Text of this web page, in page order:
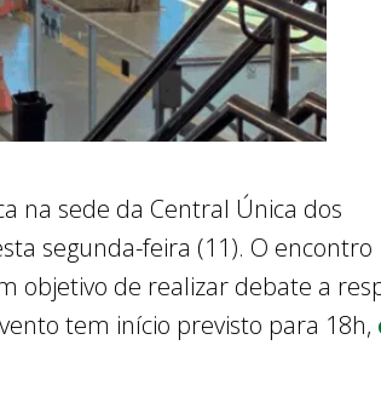
na sede da Central Única dos
segunda-feira (11). O encontro
objetivo de realizar debate a
tem início previsto para 18h,